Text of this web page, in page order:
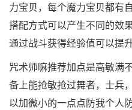
力宝贝，每个魔力宝贝都有
搭配方式可以产生不同的效
通过战斗获得经验值可以提
咒术师嘛推荐加点是高敏满
备上能抢敏抢过舞者，士兵
以加微小的一点点防我个人